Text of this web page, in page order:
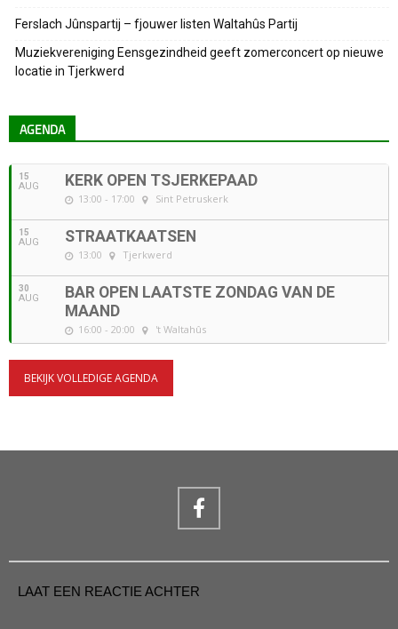
Ferslach Jûnspartij – fjouwer listen Waltahûs Partij
Muziekvereniging Eensgezindheid geeft zomerconcert op nieuwe
locatie in Tjerkwerd
AGENDA
15
AUG KERK OPEN TSJERKEPAAD
13:00 - 17:00 Sint Petruskerk
15
AUG STRAATKAATSEN
13:00 Tjerkwerd
30
AUG
BAR OPEN LAATSTE ZONDAG VAN DE
MAAND
16:00 - 20:00 't Waltahûs
BEKIJK VOLLEDIGE AGENDA
LAAT EEN REACTIE ACHTER